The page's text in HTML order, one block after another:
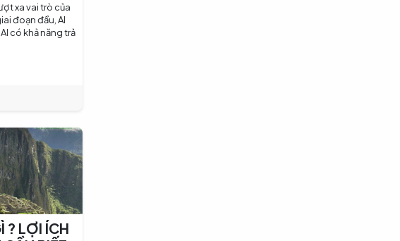
xa vai trò của
đoạn đầu, AI
có khả năng trả
? LỢI ÍCH